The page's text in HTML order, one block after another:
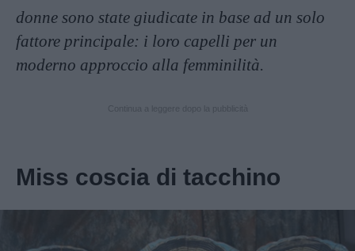
donne sono state giudicate in base ad un solo
fattore principale: i loro capelli per un
moderno approccio alla femminilità.
Miss coscia di tacchino